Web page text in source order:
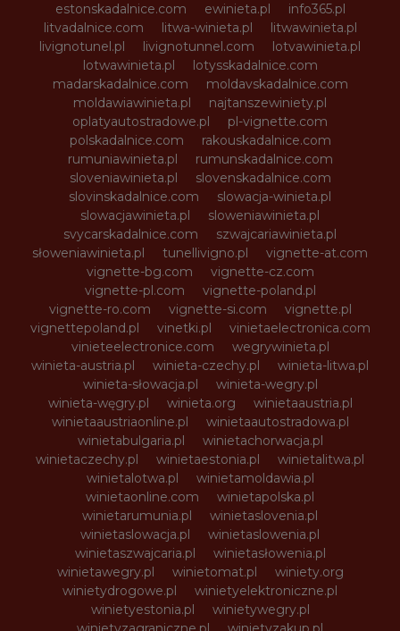
estonskadalnice.com
ewinieta.pl
info365.pl
litvadalnice.com
litwa-winieta.pl
litwawinieta.pl
livignotunel.pl
livignotunnel.com
lotvawinieta.pl
lotwawinieta.pl
lotysskadalnice.com
madarskadalnice.com
moldavskadalnice.com
moldawiawinieta.pl
najtanszewiniety.pl
oplatyautostradowe.pl
pl-vignette.com
polskadalnice.com
rakouskadalnice.com
rumuniawinieta.pl
rumunskadalnice.com
sloveniawinieta.pl
slovenskadalnice.com
slovinskadalnice.com
slowacja-winieta.pl
slowacjawinieta.pl
sloweniawinieta.pl
svycarskadalnice.com
szwajcariawinieta.pl
słoweniawinieta.pl
tunellivigno.pl
vignette-at.com
vignette-bg.com
vignette-cz.com
vignette-pl.com
vignette-poland.pl
vignette-ro.com
vignette-si.com
vignette.pl
vignettepoland.pl
vinetki.pl
vinietaelectronica.com
vinieteelectronice.com
wegrywinieta.pl
winieta-austria.pl
winieta-czechy.pl
winieta-litwa.pl
winieta-słowacja.pl
winieta-wegry.pl
winieta-węgry.pl
winieta.org
winietaaustria.pl
winietaaustriaonline.pl
winietaautostradowa.pl
winietabulgaria.pl
winietachorwacja.pl
winietaczechy.pl
winietaestonia.pl
winietalitwa.pl
winietalotwa.pl
winietamoldawia.pl
winietaonline.com
winietapolska.pl
winietarumunia.pl
winietaslovenia.pl
winietaslowacja.pl
winietaslowenia.pl
winietaszwajcaria.pl
winietasłowenia.pl
winietawegry.pl
winietomat.pl
winiety.org
winietydrogowe.pl
winietyelektroniczne.pl
winietyestonia.pl
winietywegry.pl